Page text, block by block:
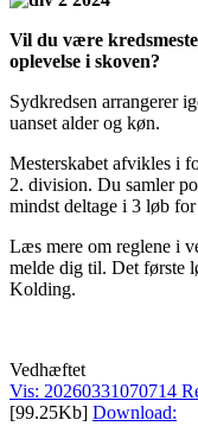
Vil du være
oplevelse i skoven?
Sydkredsen arrangerer
uanset alder og køn.
Mesterskabet afvikles i
2. division. Du samler
mindst deltage i 3 løb
Læs mere om reglene i
melde dig til. Det første
Kolding.
Vedhæftet
Vis: 20260331070714
[99.25Kb] Download: